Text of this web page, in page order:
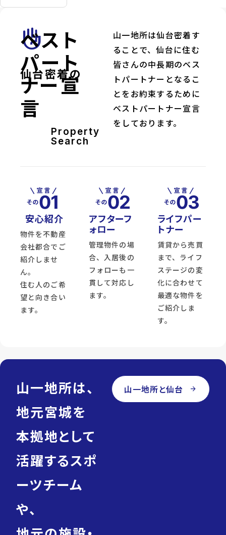
front_hand
仙台密着の
ベスト
パート
ナー宣
言
Property
Search
山一地所は仙台密着す
ることで、仙台に住む
皆さんの中長期のベス
トパートナーとなるこ
とをお約束するために
ベストパートナー宣言
をしております。
安心紹介
物件を不動産
会社都合でご
紹介しませ
ん。
住む人のご希
望と向き合い
ます。
アフターフ
ォロー
管理物件の場
合、入居後の
フォローも一
貫して対応し
ます。
ライフパー
トナー
賃貸から売買
まで、ライフ
ステージの変
化に合わせて
最適な物件を
ご紹介しま
す。
山一地所は、
地元宮城を
本拠地として
活躍するスポ
ーツチーム
や、
山一地所と仙台 arrow_forward